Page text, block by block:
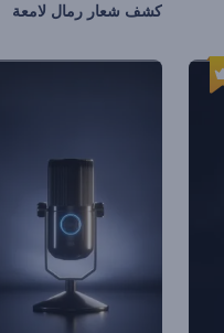
كشف شعار رمال لامعة